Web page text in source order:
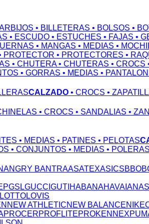
• BILLETERAS • BOLSOS •
• ESCUDO • ESTUCHES • FAJAS •
• MANGAS • MEDIAS •
PROTECTOR • PROTECTORES •
• CHUTERA• CHUTERAS • CROCS
• GORRAS • MEDIAS •
CALZADO • CROCS •
• CROCS • SANDALIAS •
• MEDIAS • PATINES • PELOTAS
• CONJUNTOS • MEDIAS •
ANGRY BANTRAASATEXASICSBBO
GSLGUCCI GUTI HABANAHAVAIANAS
LOTTOLOVIS
NEW ATHLETICNEW BALANCENIKE
PROCERPROFLITEPROKENNEX